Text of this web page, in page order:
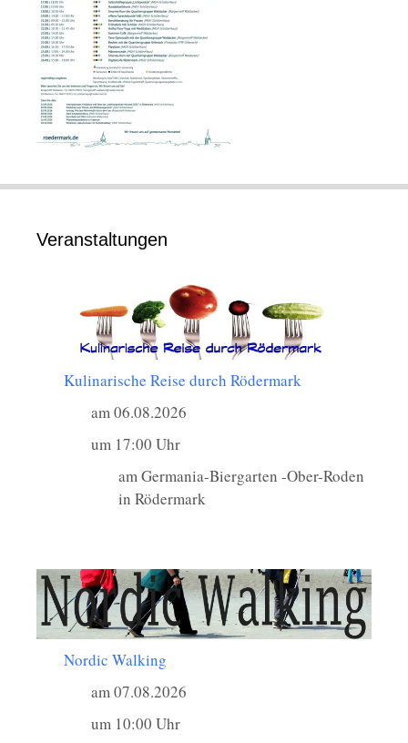
Veranstaltungen
Kulinarische Reise durch Rödermark
am 06.08.2026
um 17:00 Uhr
am Germania-Biergarten -Ober-Roden
in Rödermark
Nordic Walking
am 07.08.2026
um 10:00 Uhr